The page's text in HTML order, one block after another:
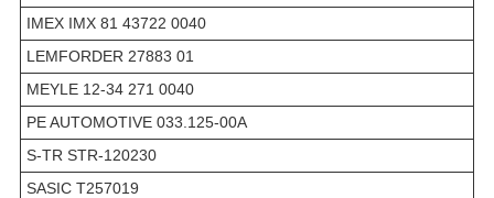
IMEX IMX 81 43722 0040
LEMFORDER 27883 01
MEYLE 12-34 271 0040
PE AUTOMOTIVE 033.125-00A
S-TR STR-120230
SASIC T257019